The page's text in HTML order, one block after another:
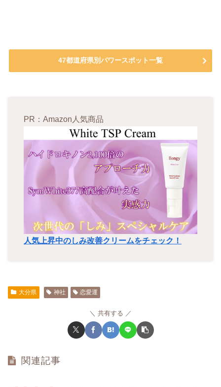
47都道府県別パワースポット一覧
PR：Amazon人気商品
人気上昇中のしみ改善クリームをチェック！
大分県 神社 恋愛運
共有する
関連記事